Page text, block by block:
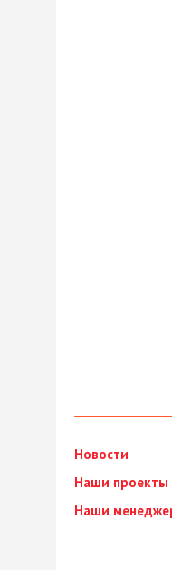
Новости
Наши проекты
Наши